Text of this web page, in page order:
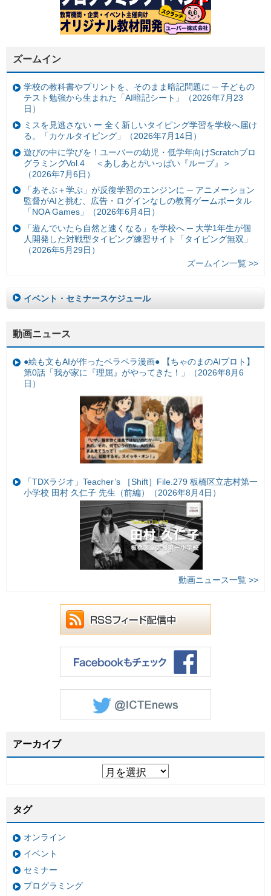
ズームイン
学校の教科書やプリントを、そのまま暗記問題に ─ 子どもの
テスト勉強から生まれた「AI暗記シート」（2026年7月23
日）
ミスを見逃さない ー 全く新しいタイピング学習を学校へ届け
る。「カケルタイピング」（2026年7月14日）
遊びの中に学びを！ユーバーの幼児・低学年向けScratchプロ
グラミングVol.4 ＜あしあとがいっぱい『ループ』＞
（2026年7月6日）
「あそぶ＋学ぶ」が反復学習のエンジンに ─ アニメーション
監督がAIと挑む、広告・ログインなしの教育ゲームポータル
「NOA Games」（2026年6月4日）
「遊んでいたら自然と速くなる」を学校へ ─ 大学1年生が個
人開発した対戦型タイピング練習サイト「タイピング無双」
（2026年5月29日）
ズームイン一覧 >>
イベント・セミナースケジュール
動画ニュース
●絵も文もAIが作ったペラペラ漫画● 【ちゃのまのAIプロト】
第0話「我が家に『理屈』がやってきた！」（2026年8月6
日）
「TDXラジオ」Teacher’s ［Shift］File.279 板橋区立志村第一
小学校 田村 久仁子 先生（前編）（2026年8月4日）
動画ニュース一覧 >>
アーカイブ
タグ
オンライン
イベント
セミナー
プログラミング